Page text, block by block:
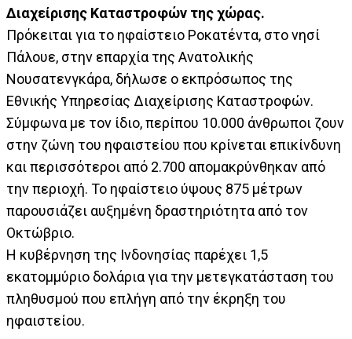
Διαχείρισης Καταστροφών της χώρας.
Πρόκειται για το ηφαίστειο Ροκατέντα, στο νησί
Πάλουε, στην επαρχία της Ανατολικής
Νουσατενγκάρα, δήλωσε ο εκπρόσωπος της
Εθνικής Υπηρεσίας Διαχείρισης Καταστροφών.
Σύμφωνα με τον ίδιο, περίπου 10.000 άνθρωποι ζουν
στην ζώνη του ηφαιστείου που κρίνεται επικίνδυνη
και περισσότεροι από 2.700 απομακρύνθηκαν από
την περιοχή. Το ηφαίστειο ύψους 875 μέτρων
παρουσιάζει αυξημένη δραστηριότητα από τον
Οκτώβριο.
Η κυβέρνηση της Ινδονησίας παρέχει 1,5
εκατομμύριο δολάρια για την μετεγκατάσταση του
πληθυσμού που επλήγη από την έκρηξη του
ηφαιστείου.